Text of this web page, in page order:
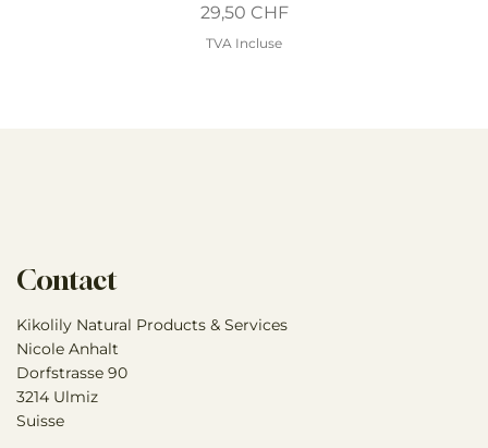
Prix
29,50 CHF
TVA Incluse
Contact
Kikolily Natural Products & Services
Nicole Anhalt
Dorfstrasse 90
3214 Ulmiz
Suisse